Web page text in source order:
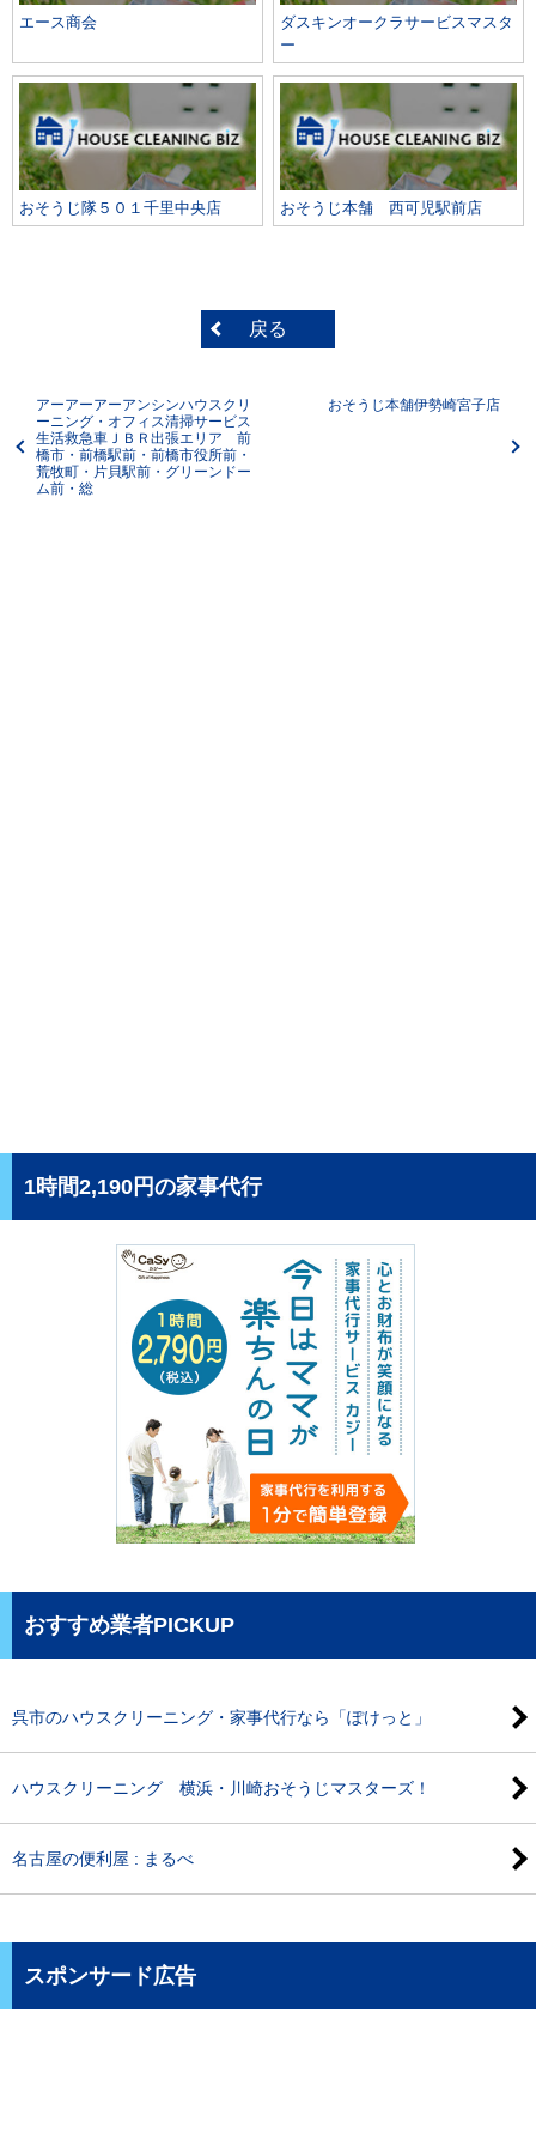
エース商会
ダスキンオークラサービスマスタ
ー
おそうじ隊５０１千里中央店 おそうじ本舗 西可児駅前店
戻る
アーアーアーアンシンハウスクリ
ーニング・オフィス清掃サービス
生活救急車ＪＢＲ出張エリア 前
橋市・前橋駅前・前橋市役所前・
荒牧町・片貝駅前・グリーンドー
ム前・総
おそうじ本舗伊勢崎宮子店
1時間2,190円の家事代行
おすすめ業者PICKUP
呉市のハウスクリーニング・家事代行なら「ぽけっと」
ハウスクリーニング 横浜・川崎おそうじマスターズ！
名古屋の便利屋 : まるべ
スポンサード広告